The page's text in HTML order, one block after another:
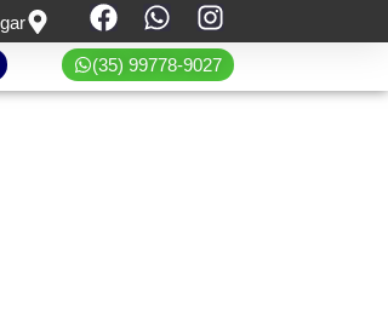
(35) 99778-9027